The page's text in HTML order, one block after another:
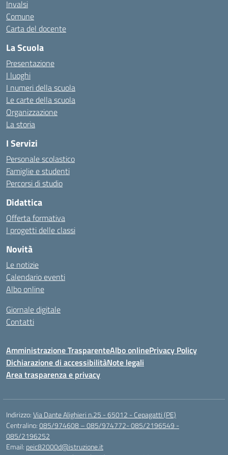
Invalsi
Comune
Carta del docente
La Scuola
Presentazione
I luoghi
I numeri della scuola
Le carte della scuola
Organizzazione
La storia
I Servizi
Personale scolastico
Famiglie e studenti
Percorsi di studio
Didattica
Offerta formativa
I progetti delle classi
Novità
Le notizie
Calendario eventi
Albo online
Giornale digitale
Contatti
Amministrazione TrasparenteAlbo onlinePrivacy Policy
Dichiarazione di accessibilitàNote legali
Area trasparenza e privacy
Indirizzo:Via Dante Alighieri n.25 - 65012 - Cepagatti (PE)
Centralino:085/974608 – 085/974772- 085/2196549 -
085/2196252
Email: peic82000d@istruzione.it